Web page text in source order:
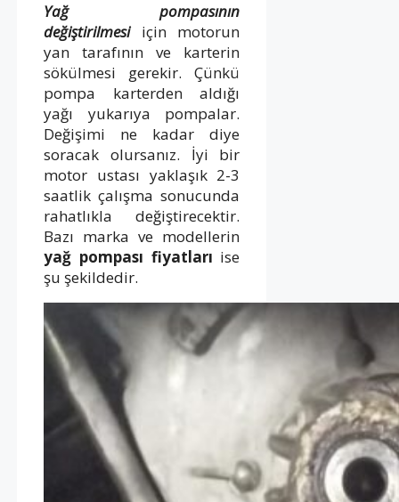
Yağ pompasının
değiştirilmesiiçin motorun
yan tarafının ve karterin
sökülmesi gerekir. Çünkü
pompa karterden aldığı
yağı yukarıya pompalar.
Değişimi ne kadar diye
soracak olursanız. İyi bir
motor ustası yaklaşık 2-3
saatlik çalışma sonucunda
rahatlıkla değiştirecektir.
Bazı marka ve modellerin
yağ pompası fiyatları ise
şu şekildedir.